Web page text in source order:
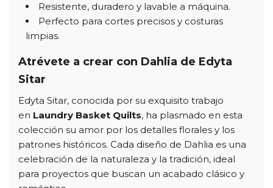
Resistente, duradero y lavable a máquina.
Perfecto para cortes precisos y costuras
limpias.
Atrévete a crear con Dahlia de Edyta
Sitar
Edyta Sitar, conocida por su exquisito trabajo
en Laundry Basket Quilts, ha plasmado en esta
colección su amor por los detalles florales y los
patrones históricos. Cada diseño de Dahlia es una
celebración de la naturaleza y la tradición, ideal
para proyectos que buscan un acabado clásico y